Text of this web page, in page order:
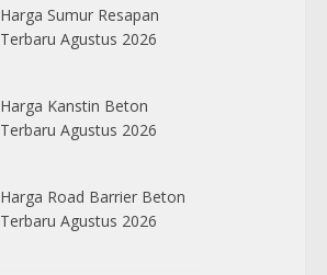
Harga Sumur Resapan
Terbaru Agustus 2026
Harga Kanstin Beton
Terbaru Agustus 2026
Harga Road Barrier Beton
Terbaru Agustus 2026